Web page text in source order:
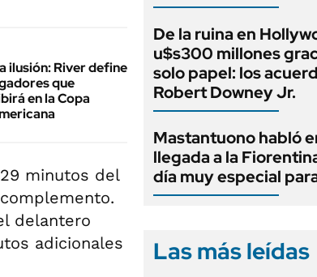
ilusión: River define
que
en la Copa
minutos del
delantero
adicionales
De la ruina en
u$s300 millones
solo papel: los
Robert Downey Jr.
Mastantuono habló
llegada a la
día muy especial
Las más leídas